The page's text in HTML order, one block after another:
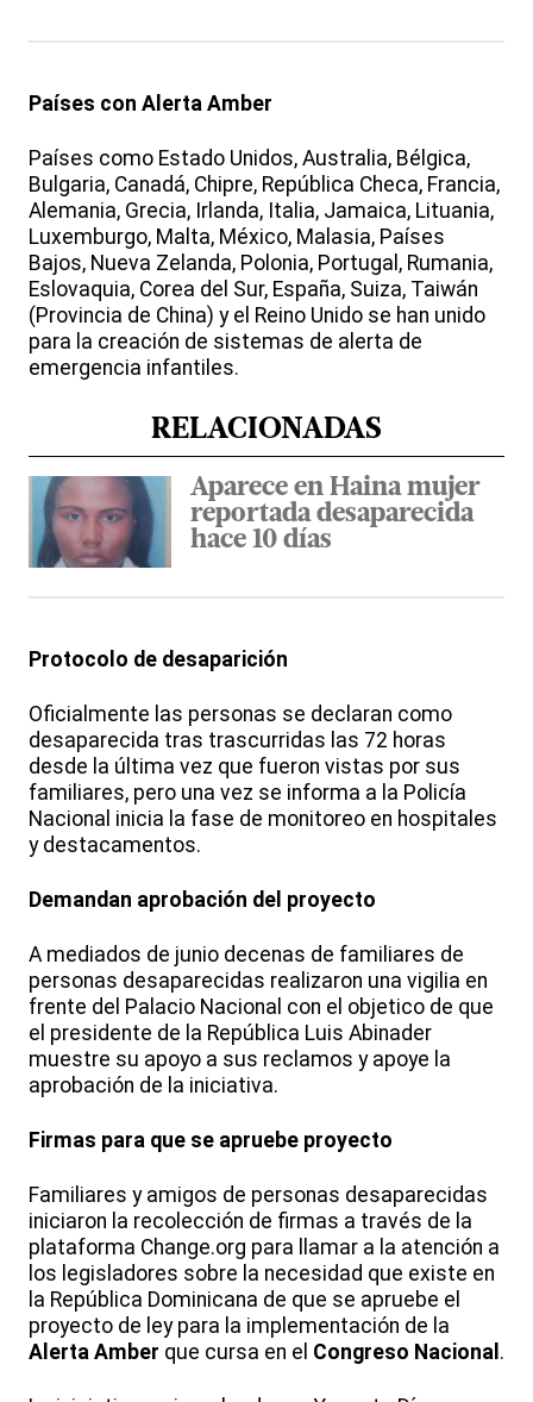
Países con Alerta Amber
Países como Estado Unidos, Australia, Bélgica,
Bulgaria, Canadá, Chipre, República Checa, Francia,
Alemania, Grecia, Irlanda, Italia, Jamaica, Lituania,
Luxemburgo, Malta, México, Malasia, Países
Bajos, Nueva Zelanda, Polonia, Portugal, Rumania,
Eslovaquia, Corea del Sur, España, Suiza, Taiwán
(Provincia de China) y el Reino Unido se han unido
para la creación de sistemas de alerta de
emergencia infantiles.
RELACIONADAS
Aparece en Haina mujer
reportada desaparecida
hace 10 días
Protocolo de desaparición
Oficialmente las personas se declaran como
desaparecida tras trascurridas las 72 horas
desde la última vez que fueron vistas por sus
familiares, pero una vez se informa a la Policía
Nacional inicia la fase de monitoreo en hospitales
y destacamentos.
Demandan aprobación del proyecto
A mediados de junio decenas de familiares de
personas desaparecidas realizaron una vigilia en
frente del Palacio Nacional con el objetico de que
el presidente de la República Luis Abinader
muestre su apoyo a sus reclamos y apoye la
aprobación de la iniciativa.
Firmas para que se apruebe proyecto
Familiares y amigos de personas desaparecidas
iniciaron la recolección de firmas a través de la
plataforma Change.org para llamar a la atención a
los legisladores sobre la necesidad que existe en
la República Dominicana de que se apruebe el
proyecto de ley para la implementación de la
Alerta Amber que cursa en el Congreso Nacional .